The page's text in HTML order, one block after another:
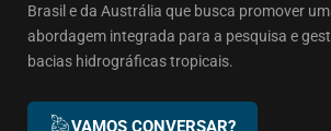
Brasil e da Austrália que busca promover
abordagem integrada para a pesquisa e
bacias hidrográficas tropicais.
VAMOS CONVERSAR?